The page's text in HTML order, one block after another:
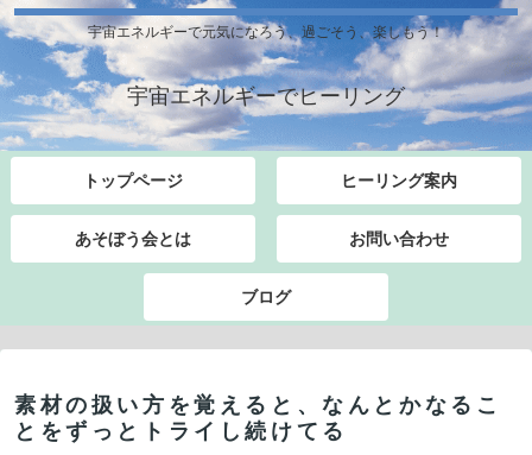
宇宙エネルギーで元気になろう、過ごそう、楽しもう！
宇宙エネルギーでヒーリング
トップページ ヒーリング案内
あそぼう会とは お問い合わせ
ブログ
素材の扱い方を覚えると、なんとかなるこ
とをずっとトライし続けてる